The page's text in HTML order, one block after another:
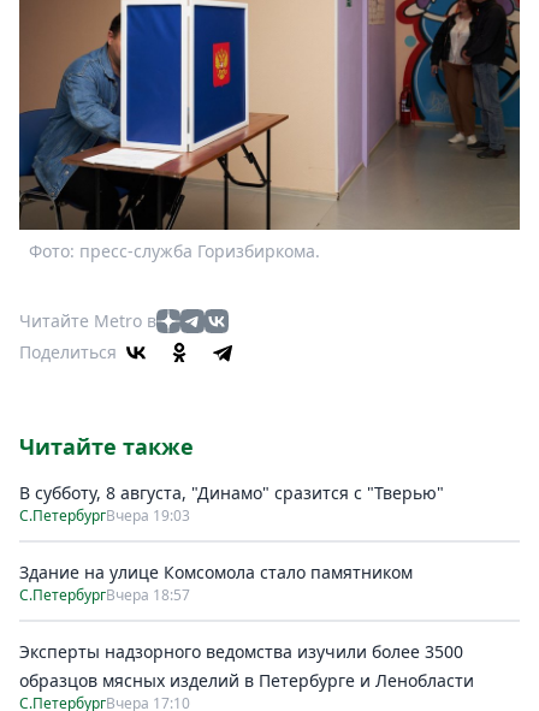
Фото: пресс-служба Горизбиркома.
Читайте Metro в
Поделиться
Читайте также
В субботу, 8 августа, "Динамо" сразится с "Тверью"
С.ПетербургВчера 19:03
Здание на улице Комсомола стало памятником
С.ПетербургВчера 18:57
Эксперты надзорного ведомства изучили более 3500
образцов мясных изделий в Петербурге и Ленобласти
С.ПетербургВчера 17:10